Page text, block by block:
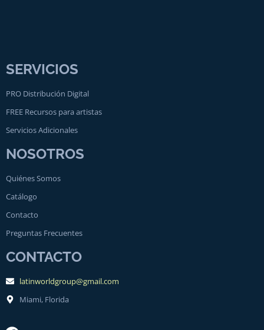
SERVICIOS
PRO Distribución Digital
FREE Recursos para artistas
Servicios Adicionales
NOSOTROS
Quiénes Somos
Catálogo
Contacto
Preguntas Frecuentes
CONTACTO
latinworldgroup@gmail.com
Miami, Florida